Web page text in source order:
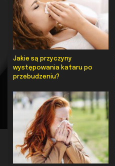
Jakie są przyczyny
występowania kataru po
przebudzeniu?